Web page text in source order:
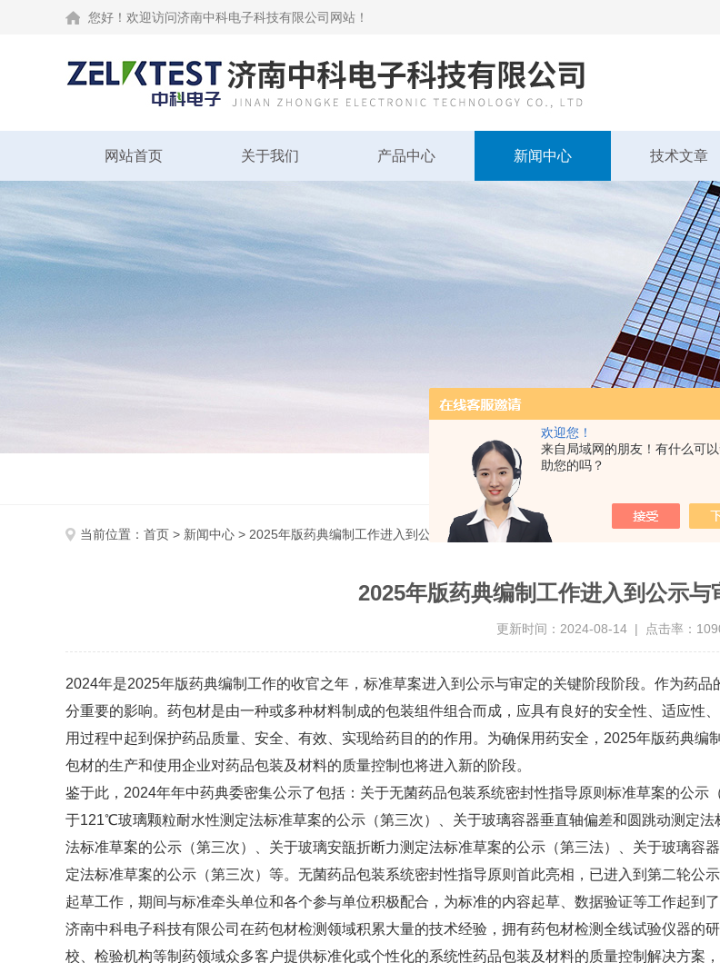
欢迎您！
来自局域网的朋友！有什么可
助您的吗？
您好！欢迎访问济南中科电子科技有限公司网站！
网站首页 关于我们 产品中心 新闻中心 技术文章
当前位置： 首页 > 新闻中心 > 2025年版药典编制工作进入到公示与审定的关键阶段
2025年版药典编制工作进入到公示与
更新时间：2024-08-14 | 点击率：
2024年是2025年版药典编制工作的收官之年，标准草案进入到公示与审定的关键阶段阶段。作为药
分重要的影响。药包材是由一种或多种材料制成的包装组件组合而成，应具有良好的安全性、适应性
用过程中起到保护药品质量、安全、有效、实现给药目的的作用。为确保用药安全，2025年版药典
包材的生产和使用企业对药品包装及材料的质量控制也将进入新的阶段。
鉴于此，2024年年中药典委密集公示了包括：关于无菌药品包装系统密封性指导原则标准草案的公
于121℃玻璃颗粒耐水性测定法标准草案的公示（第三次）、关于玻璃容器垂直轴偏差和圆跳动测定
法标准草案的公示（第三次）、 关于玻璃安瓿折断力测定法标准草案的公示（第三法）、 关于玻璃容
定法标准草案的公示（第三次）等。 无菌药品包装系统密封性指导原则首此亮相，已进入到第二轮公
起草工作，期间与标准牵头单位和各个参与单位积极配合，为标准的内容起草、数据验证等工作起到了
济南中科电子科技有限公司在药包材检测领域积累大量的技术经验，拥有药包材检测全线试验仪器的
校、检验机构等制药领域众多客户提供标准化或个性化的系统性药品包装及材料的质量控制解决方案